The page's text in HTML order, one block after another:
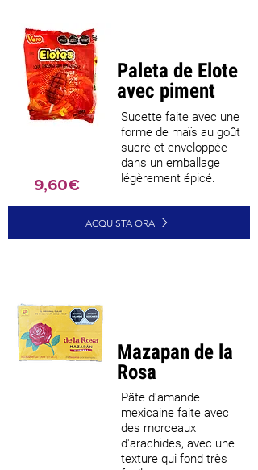
9,60€
Paleta de Elote
avec piment
Sucette faite avec une
forme de maïs au goût
sucré et enveloppée
dans un emballage
légèrement épicé.
ACQUISTA ORA
Mazapan de la
Rosa
Pâte d'amande
mexicaine faite avec
des morceaux
d'arachides, avec une
texture qui fond très